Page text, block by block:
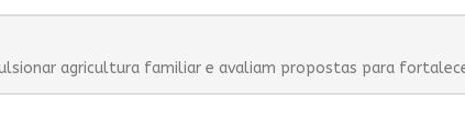
agricultura familiar e avaliam propostas para